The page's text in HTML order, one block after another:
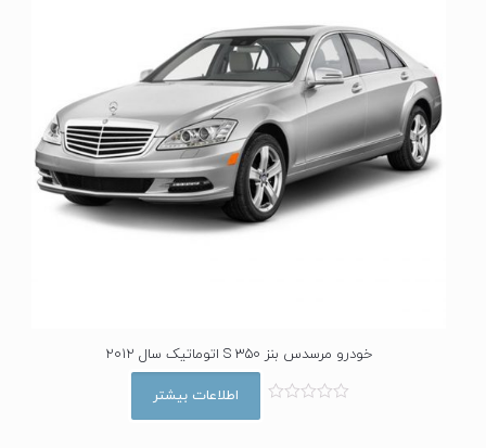
خودرو مرسدس بنز S 350 اتوماتیک سال 2012
اطلاعات بیشتر